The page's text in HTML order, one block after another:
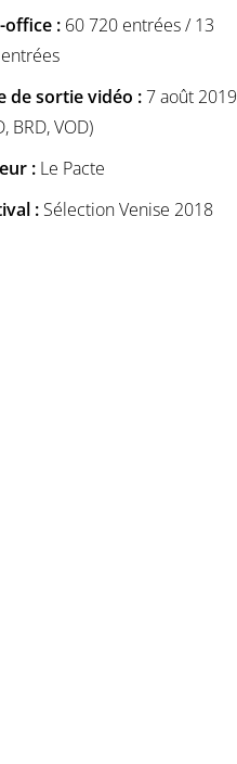
office : 60 720 entrées / 13
de sortie vidéo :7 août 2019
BRD, VOD)
: Le Pacte
: Sélection Venise 2018